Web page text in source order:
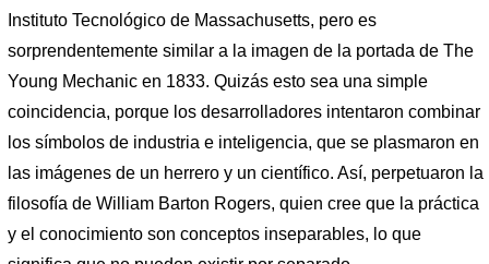
Instituto Tecnológico de Massachusetts, pero es
sorprendentemente similar a la imagen de la portada de The
Young Mechanic en 1833. Quizás esto sea una simple
coincidencia, porque los desarrolladores intentaron combinar
los símbolos de industria e inteligencia, que se plasmaron en
las imágenes de un herrero y un científico. Así, perpetuaron la
filosofía de William Barton Rogers, quien cree que la práctica
y el conocimiento son conceptos inseparables, lo que